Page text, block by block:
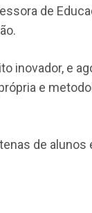
de
inovador, e
e
de alunos